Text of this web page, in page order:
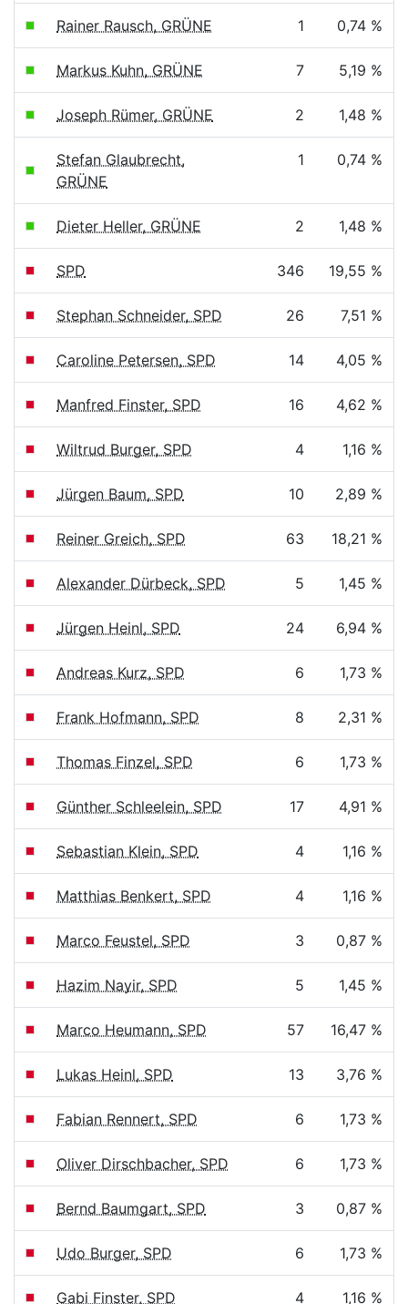
Rainer Rausch, GRÜNE 1 0,74 %
Markus Kuhn, GRÜNE 7 5,19 %
Joseph Rümer, GRÜNE 2 1,48 %
Stefan Glaubrecht,
GRÜNE
1 0,74 %
Dieter Heller, GRÜNE 2 1,48 %
SPD 346 19,55 %
Stephan Schneider, SPD 26 7,51 %
Caroline Petersen, SPD 14 4,05 %
Manfred Finster, SPD 16 4,62 %
Wiltrud Burger, SPD 4 1,16 %
Jürgen Baum, SPD 10 2,89 %
Reiner Greich, SPD 63 18,21 %
Alexander Dürbeck, SPD 5 1,45 %
Jürgen Heinl, SPD 24 6,94 %
Andreas Kurz, SPD 6 1,73 %
Frank Hofmann, SPD 8 2,31 %
Thomas Finzel, SPD 6 1,73 %
Günther Schleelein, SPD 17 4,91 %
Sebastian Klein, SPD 4 1,16 %
Matthias Benkert, SPD 4 1,16 %
Marco Feustel, SPD 3 0,87 %
Hazim Nayir, SPD 5 1,45 %
Marco Heumann, SPD 57 16,47 %
Lukas Heinl, SPD 13 3,76 %
Fabian Rennert, SPD 6 1,73 %
Oliver Dirschbacher, SPD 6 1,73 %
Bernd Baumgart, SPD 3 0,87 %
Udo Burger, SPD 6 1,73 %
Gabi Finster, SPD 4 1,16 %